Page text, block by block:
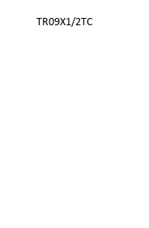
TR09X1/2TC